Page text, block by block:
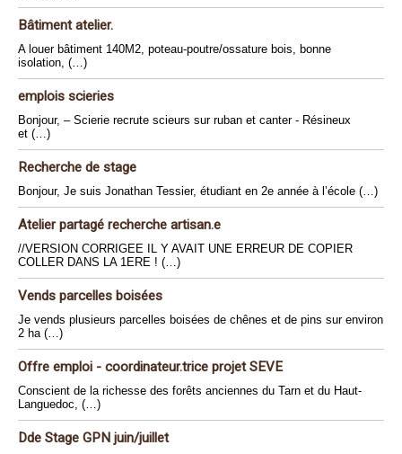
Bâtiment atelier.
A louer bâtiment 140M2, poteau-poutre/ossature bois, bonne
isolation, (…)
emplois scieries
Bonjour, – Scierie recrute scieurs sur ruban et canter - Résineux
et (…)
Recherche de stage
Bonjour, Je suis Jonathan Tessier, étudiant en 2e année à l’école (…)
Atelier partagé recherche artisan.e
//VERSION CORRIGEE IL Y AVAIT UNE ERREUR DE COPIER
COLLER DANS LA 1ERE ! (…)
Vends parcelles boisées
Je vends plusieurs parcelles boisées de chênes et de pins sur environ
2 ha (…)
Offre emploi - coordinateur.trice projet SEVE
Conscient de la richesse des forêts anciennes du Tarn et du Haut-
Languedoc, (…)
Dde Stage GPN juin/juillet